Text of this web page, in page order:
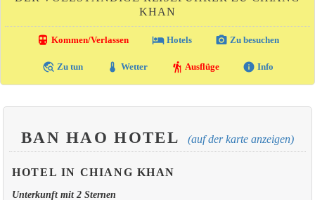
KHAN
directions_transit Kommen/Verlassen local_hotelHotels photo_camera Zu besuchen
travel_explore Zu tun thermostat Wetter hiking Ausflüge info Info
BAN HAO HOTEL (auf der karte anzeigen)
HOTEL IN CHIANG KHAN
Unterkunft mit 2 Sternen